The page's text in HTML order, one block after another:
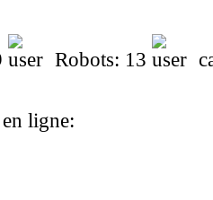
Robots: 13
ligne: